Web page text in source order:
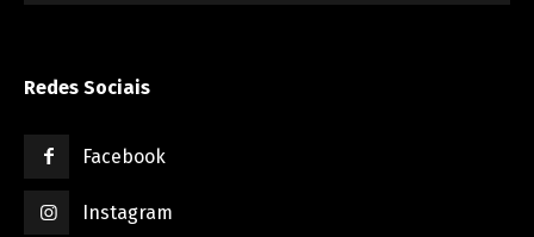
Redes Sociais
Facebook
Instagram